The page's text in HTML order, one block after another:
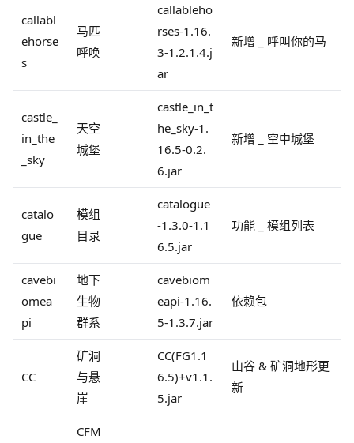
callabl
ehorse
s
马匹
呼唤
callableho
rses-1.16.
3-1.2.1.4.j
ar
新增 _ 呼叫你的马
castle_
in_the
_sky
天空
城堡
castle_in_t
he_sky-1.
16.5-0.2.
6.jar
新增 _ 空中城堡
catalo
gue
模组
目录
catalogue
-1.3.0-1.1
6.5.jar
功能 _ 模组列表
cavebi
omea
pi
地下
生物
群系
cavebiom
eapi-1.16.
5-1.3.7.jar
依赖包
CC
矿洞
与悬
崖
CC(FG1.1
6.5)+v1.1.
5.jar
山谷 & 矿洞地形更
新
CFM